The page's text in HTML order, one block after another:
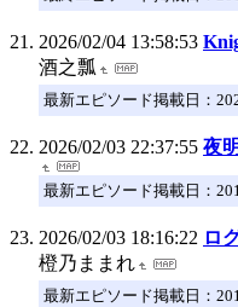
2026/02/04 13:58:53
酒之瓢
最新エピソード掲載日：
2026/02/03 22:37:55 夜
最新エピソード掲載日：
2026/02/03 18:16:22 ロ
橙乃ままれ
最新エピソード掲載日：